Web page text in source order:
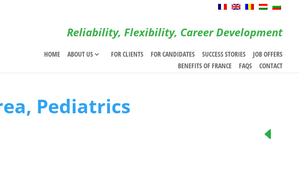
HOME ABOUT US FOR CLIENTS FOR CANDIDATES SUCCESS STORIES
JOB OFFERS
BENEFITS OF FRANCE
FAQS CONTACT
Reliability, Flexibility, Career Development
Pediatrics